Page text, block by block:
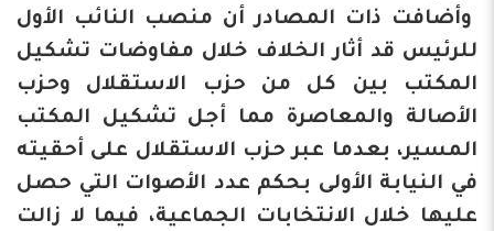
وأضافت ذات المصادر أن منصب النائب الأول
للرئيس قد أثار الخلاف خلال مفاوضات تشكيل
المكتب بين كل من حزب الاستقلال وحزب
الأصالة والمعاصرة مما أجل تشكيل المكتب
المسير، بعدما عبر حزب الاستقلال على أحقيته
في النيابة الأولى بحكم عدد الأصوات التي حصل
عليها خلال الانتخابات الجماعية، فيما لا زالت